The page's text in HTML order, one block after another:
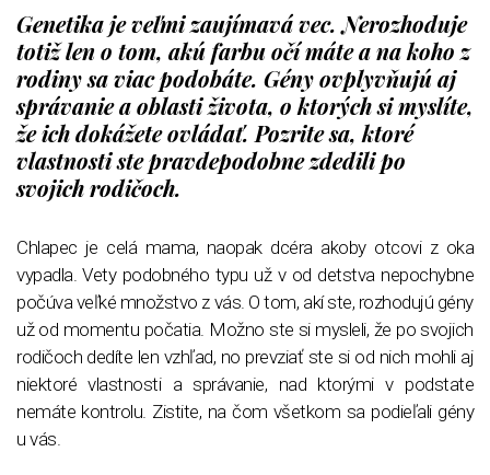
Genetika je veľmi zaujímavá vec. Nerozhoduje
totiž len o tom, akú farbu očí máte a na koho z
rodiny sa viac podobáte. Gény ovplyvňujú aj
správanie a oblasti života, o ktorých si myslíte,
že ich dokážete ovládať. Pozrite sa, ktoré
vlastnosti ste pravdepodobne zdedili po
svojich rodičoch.
Chlapec je celá mama, naopak dcéra akoby otcovi z oka
vypadla. Vety podobného typu už v od detstva nepochybne
počúva veľké množstvo z vás. O tom, akí ste, rozhodujú gény
už od momentu počatia. Možno ste si mysleli, že po svojich
rodičoch dedíte len vzhľad, no prevziať ste si od nich mohli aj
niektoré vlastnosti a správanie, nad ktorými v podstate
nemáte kontrolu. Zistite, na čom všetkom sa podieľali gény
u vás.